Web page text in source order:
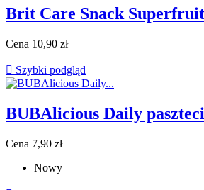
Brit Care Snack
Cena 10,90 zł
 Szybki podgląd
BUBAlicious Daily
Cena 7,90 zł
Nowy